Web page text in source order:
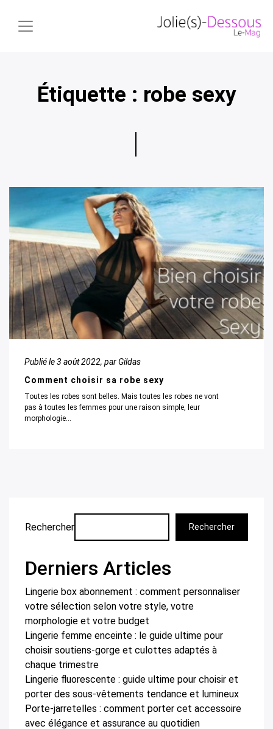
Étiquette : robe sexy
Publié le3 août 2022, par Gildas
Comment choisir sa robe sexy
Toutes les robes sont belles. Mais toutes les robes ne vont
pas à toutes les femmes pour une raison simple, leur
morphologie...
Rechercher Rechercher
Derniers Articles
Lingerie box abonnement : comment personnaliser
votre sélection selon votre style, votre
morphologie et votre budget
Lingerie femme enceinte : le guide ultime pour
choisir soutiens-gorge et culottes adaptés à
chaque trimestre
Lingerie fluorescente : guide ultime pour choisir et
porter des sous-vêtements tendance et lumineux
Porte-jarretelles : comment porter cet accessoire
avec élégance et assurance au quotidien